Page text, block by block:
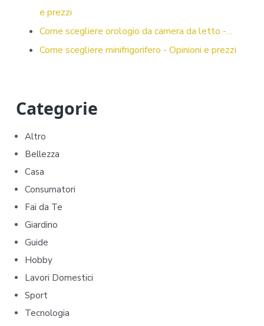
e prezzi
Come scegliere orologio da camera da letto -…
Come scegliere minifrigorifero - Opinioni e prezzi
P
r
i
m
a
r
y
S
i
d
Categorie
Altro
Bellezza
Casa
Consumatori
Fai da Te
Giardino
Guide
Hobby
Lavori Domestici
Sport
Tecnologia